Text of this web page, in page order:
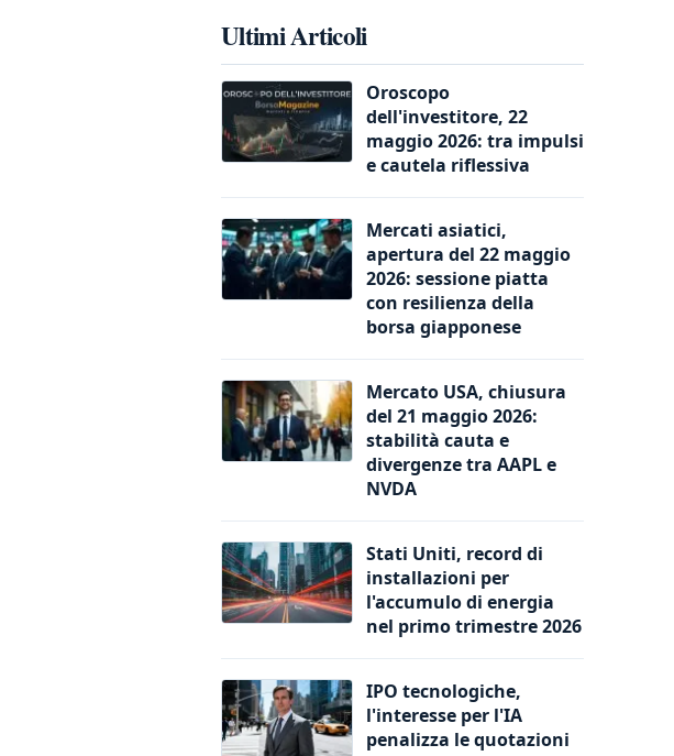
Ultimi Articoli
Oroscopo
dell'investitore, 22
maggio 2026: tra impulsi
e cautela riflessiva
Mercati asiatici,
apertura del 22 maggio
2026: sessione piatta
con resilienza della
borsa giapponese
Mercato USA, chiusura
del 21 maggio 2026:
stabilità cauta e
divergenze tra AAPL e
NVDA
Stati Uniti, record di
installazioni per
l'accumulo di energia
nel primo trimestre 2026
IPO tecnologiche,
l'interesse per l'IA
penalizza le quotazioni